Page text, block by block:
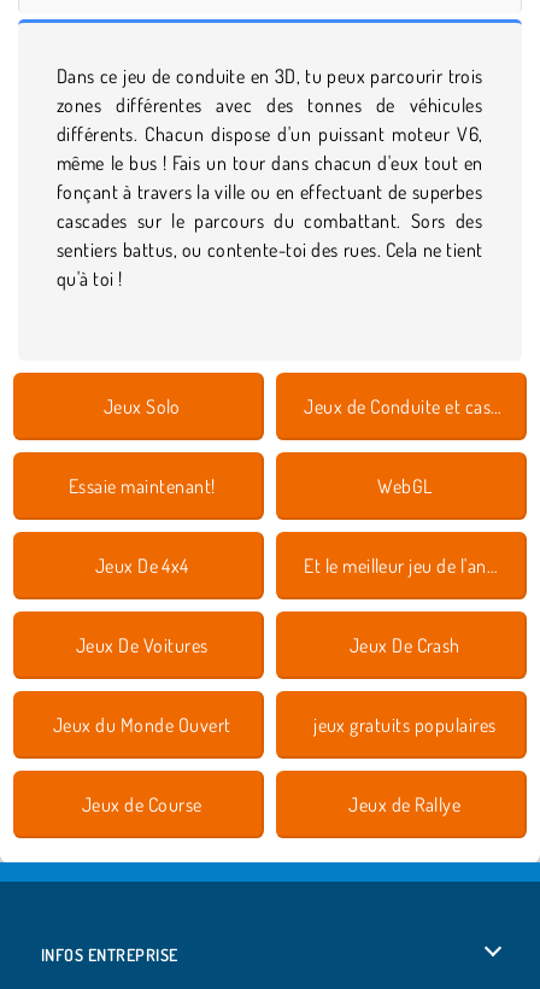
Dans ce jeu de conduite en 3D, tu peux parcourir trois
zones différentes avec des tonnes de véhicules
différents. Chacun dispose d'un puissant moteur V6,
même le bus ! Fais un tour dans chacun d'eux tout en
fonçant à travers la ville ou en effectuant de superbes
cascades sur le parcours du combattant. Sors des
sentiers battus, ou contente-toi des rues. Cela ne tient
qu'à toi !
Jeux Solo Jeux de Conduite et cascades
Essaie maintenant! WebGL
Jeux De 4x4 Et le meilleur jeu de l'année est 2019
Jeux De Voitures Jeux De Crash
Jeux du Monde Ouvert jeux gratuits populaires
Jeux de Course Jeux de Rallye
INFOS ENTREPRISE